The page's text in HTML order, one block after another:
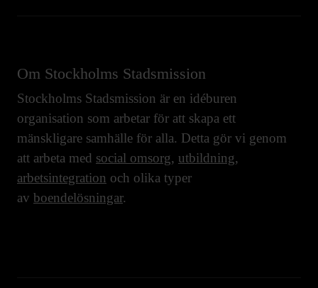
Om Stockholms Stadsmission
Stockholms Stadsmission är en idéburen
organisation som arbetar för att skapa ett
mänskligare samhälle för alla. Detta gör vi genom
att arbeta med social omsorg, utbildning,
arbetsintegration och olika typer
av boendelösningar.